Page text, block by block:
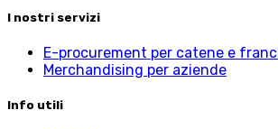
I nostri servizi
E-procurement per catene e
Merchandising per aziende
Info utili